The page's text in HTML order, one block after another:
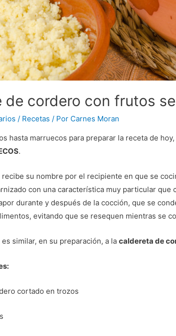
de cordero con frutos
/ Recetas / Por Carnes Moran
hasta marruecos para preparar la receta de
.
recibe su nombre por el recipiente en que se
con una característica muy particular que
durante y después de la cocción, que se
evitando que se resequen mientras se
es similar, en su preparación, a la caldereta de
cortado en trozos